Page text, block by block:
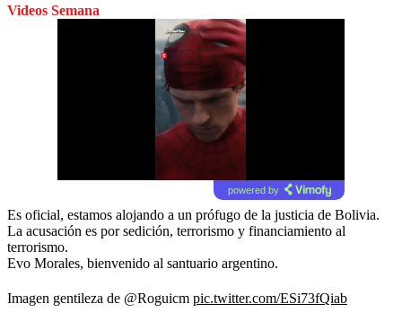
Videos Semana
powered by
Es oficial, estamos alojando a un prófugo de la justicia de Bolivia.
La acusación es por sedición, terrorismo y financiamiento al
terrorismo.
Evo Morales, bienvenido al santuario argentino.
Imagen gentileza de @Roguicm pic.twitter.com/ESi73fQiab